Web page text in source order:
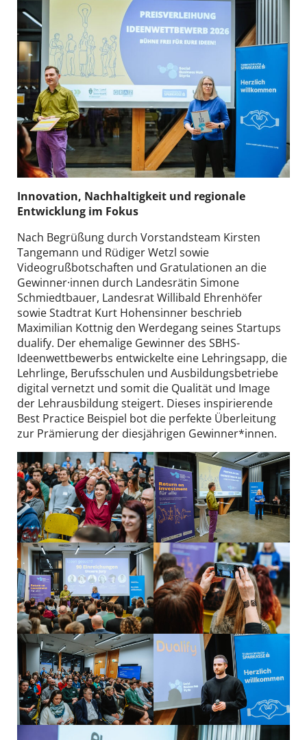
Innovation, Nachhaltigkeit und regionale
Entwicklung im Fokus
Nach Begrüßung durch Vorstandsteam Kirsten
Tangemann und Rüdiger Wetzl sowie
Videogrußbotschaften und Gratulationen an die
Gewinner·innen durch Landesrätin Simone
Schmiedtbauer, Landesrat Willibald Ehrenhöfer
sowie Stadtrat Kurt Hohensinner beschrieb
Maximilian Kottnig den Werdegang seines Startups
dualify. Der ehemalige Gewinner des SBHS-
Ideenwettbewerbs entwickelte eine Lehringsapp, die
Lehrlinge, Berufsschulen und Ausbildungsbetriebe
digital vernetzt und somit die Qualität und Image
der Lehrausbildung steigert. Dieses inspirierende
Best Practice Beispiel bot die perfekte Überleitung
zur Prämierung der diesjährigen Gewinner*innen.